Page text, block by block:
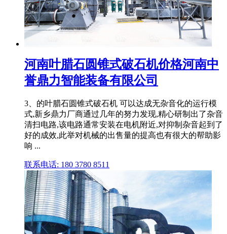
河南叶腊石圆锥式破石机价格河南中
誉鼎力智能装备有限公司
3、的叶腊石圆锥式破石机 可以达成无杂音化的运行模
式,新乡鼎力厂商通过几年的努力发现,精心研制出了杂音
清扫电路,该电路通常安装在电机附近,对抑制杂音起到了
好的成效,此举对机械的出售量的提高也有很大的帮助影
响 ...
联系电话: 180 3780 8511